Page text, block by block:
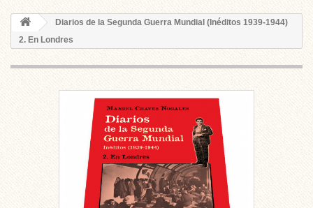
Diarios de la Segunda Guerra Mundial (Inéditos 1939-1944)
2. En Londres